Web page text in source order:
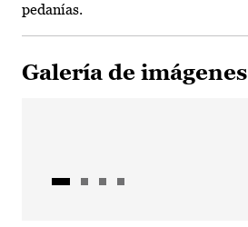
pedanías.
Galería de imágenes